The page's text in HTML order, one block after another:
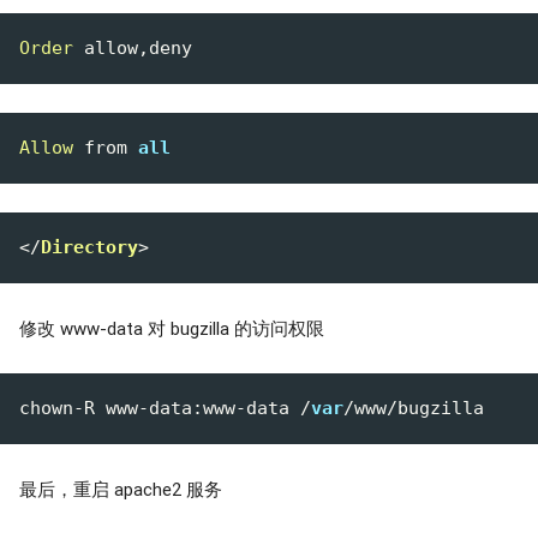
Order
Allow from all
</Directory>
修改 www-data 对 bugzilla 的访问权限
chown-R www-data:www-data /var
最后，重启 apache2 服务